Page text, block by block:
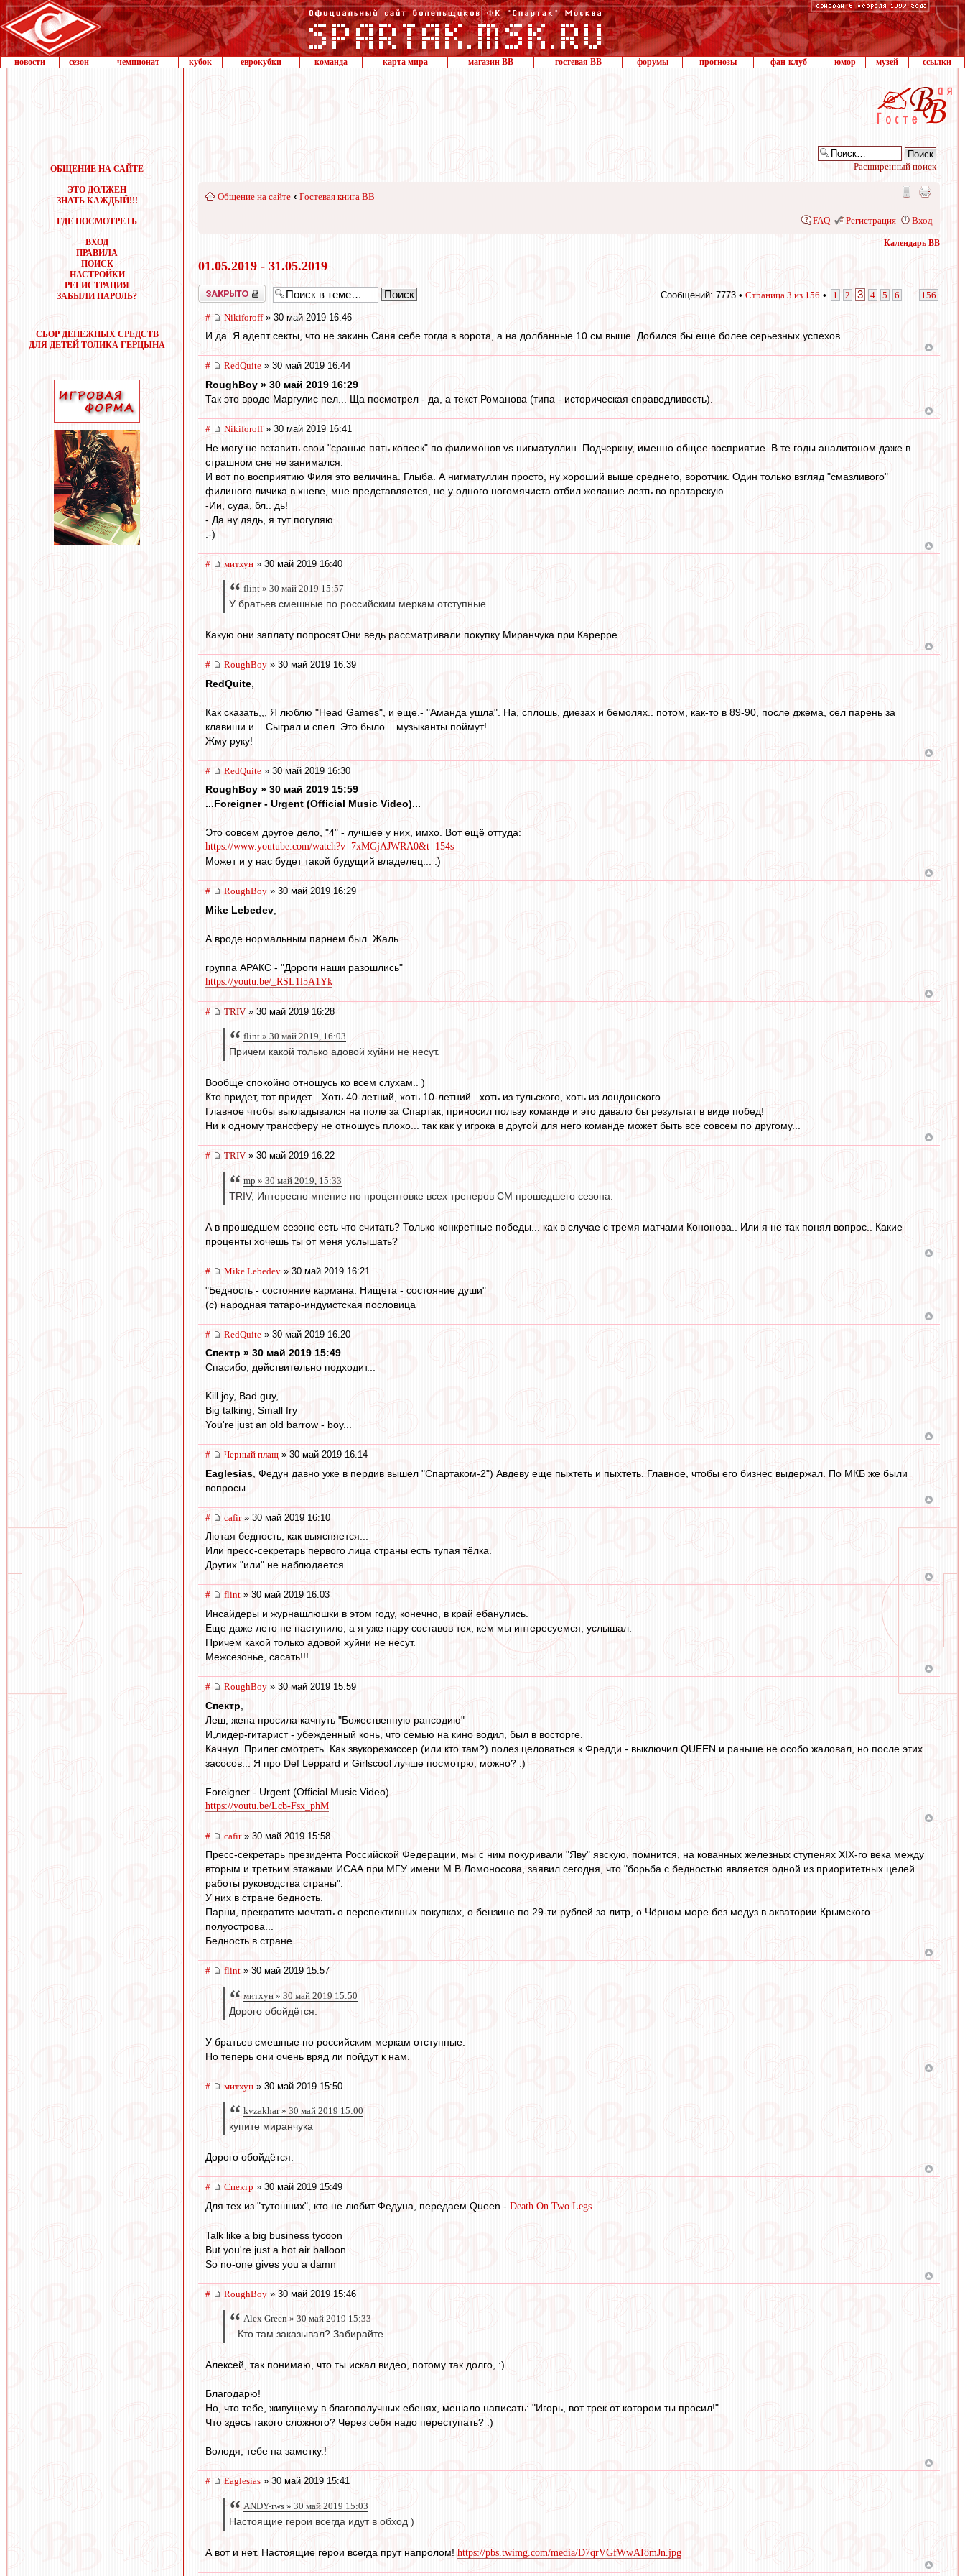
новости сезон чемпионат кубок еврокубки команда карта мира магазин ВВ гостевая ВВ форумы прогнозы фан-клуб юмор музей ссылки
ОБЩЕНИЕ НА САЙТЕ
ЭТО ДОЛЖЕН
ЗНАТЬ КАЖДЫЙ!!!
ГДЕ ПОСМОТРЕТЬ
ВХОД
ПРАВИЛА
ПОИСК
НАСТРОЙКИ
РЕГИСТРАЦИЯ
ЗАБЫЛИ ПАРОЛЬ?
СБОР ДЕНЕЖНЫХ СРЕДСТВ
ДЛЯ ДЕТЕЙ ТОЛИКА ГЕРЦЫНА
Расширенный поиск
Общение на сайте ‹ Гостевая книга ВВ
FAQ Регистрация Вход
Календарь ВВ
01.05.2019 - 31.05.2019
Закрыто Сообщений: 7773 • Страница 3 из 156 • 1 2 3 4 5 6 156
# Nikiforoff» 30 май 2019 16:46
И да. Я адепт секты, что не закинь Саня себе тогда в ворота, а на долбанные 10 см выше. Добился бы еще более серьезных успехов...
# RedQuite » 30 май 2019 16:44
RoughBoy » 30 май 2019 16:29
Так это вроде Маргулис пел... Ща посмотрел - да, а текст Романова (типа - историческая справедливость).
# Nikiforoff» 30 май 2019 16:41
Не могу не вставить свои "сраные пять копеек" по филимонов vs нигматуллин. Подчеркну, именно общее восприятие. В те годы аналитоном даже в
страшном сне не занимался.
И вот по восприятию Филя это величина. Глыба. А нигматуллин просто, ну хороший выше среднего, воротчик. Один только взгляд "смазливого"
филиного личика в хневе, мне представляется, не у одного ногомячиста отбил желание лезть во вратарскую.
-Ии, суда, бл.. дь!
- Да ну дядь, я тут погуляю...
:-)
# митхун » 30 май 2019 16:40
flint » 30 май 2019 15:57
У братьев смешные по российским меркам отступные.
Какую они заплату попросят.Они ведь рассматривали покупку Миранчука при Карерре.
# RoughBoy » 30 май 2019 16:39
RedQuite
Как сказать,,, Я люблю "Head Games", и еще.- "Аманда ушла". На, сплошь, диезах и бемолях.. потом, как-то в 89-90, после джема, сел парень за
клавиши и ...Сыграл и спел. Это было... музыканты поймут!
Жму руку!
# RedQuite » 30 май 2019 16:30
RoughBoy » 30 май 2019 15:59
...Foreigner - Urgent (Official Music Video)...
Это совсем другое дело, "4" - лучшее у них, имхо. Вот ещё оттуда:
https://www.youtube.com/watch?v=7xMGjAJWRA0&t=154s
Может и у нас будет такой будущий владелец... :)
# RoughBoy » 30 май 2019 16:29
Mike Lebedev
А вроде нормальным парнем был. Жаль.
группа АРАКС - "Дороги наши разошлись"
https://youtu.be/_RSL1l5A1Yk
# TRIV » 30 май 2019 16:28
flint » 30 май 2019, 16:03
Причем какой только адовой хуйни не несут.
Вообще спокойно отношусь ко всем слухам.. )
Кто придет, тот придет... Хоть 40-летний, хоть 10-летний.. хоть из тульского, хоть из лондонского...
Главное чтобы выкладывался на поле за Спартак, приносил пользу команде и это давало бы результат в виде побед!
Ни к одному трансферу не отношусь плохо... так как у игрока в другой для него команде может быть все совсем по другому...
# TRIV » 30 май 2019 16:22
mp » 30 май 2019, 15:33
TRIV, Интересно мнение по процентовке всех тренеров СМ прошедшего сезона.
А в прошедшем сезоне есть что считать? Только конкретные победы... как в случае с тремя матчами Кононова.. Или я не так понял вопрос.. Какие
проценты хочешь ты от меня услышать?
# Mike Lebedev » 30 май 2019 16:21
"Бедность - состояние кармана. Нищета - состояние души"
(с) народная татаро-индуистская пословица
# RedQuite » 30 май 2019 16:20
Спектр » 30 май 2019 15:49
Спасибо, действительно подходит...
Kill joy, Bad guy,
Big talking, Small fry
You're just an old barrow - boy...
# Черный плащ » 30 май 2019 16:14
Eaglesias , Федун давно уже в пердив вышел "Спартаком-2") Авдеву еще пыхтеть и пыхтеть. Главное, чтобы его бизнес выдержал. По МКБ же были
вопросы.
# cafir» 30 май 2019 16:10
Лютая бедность, как выясняется...
Или пресс-секретарь первого лица страны есть тупая тёлка.
Других "или" не наблюдается.
# flint » 30 май 2019 16:03
Инсайдеры и журнашлюшки в этом году, конечно, в край ебанулись.
Еще даже лето не наступило, а я уже пару составов тех, кем мы интересуемся, услышал.
Причем какой только адовой хуйни не несут.
Межсезонье, сасать!!!
# RoughBoy » 30 май 2019 15:59
Спектр
Леш, жена просила качнуть "Божественную рапсодию"
И,лидер-гитарист - убежденный конь, что семью на кино водил, был в восторге.
Качнул. Прилег смотреть. Как звукорежиссер (или кто там?) полез целоваться к Фредди - выключил.QUEEN и раньше не особо жаловал, но после этих
засосов... Я про Def Leppard и Girlscool лучше посмотрю, можно? :)
Foreigner - Urgent (Official Music Video)
https://youtu.be/Lcb-Fsx_phM
# cafir» 30 май 2019 15:58
Пресс-секретарь президента Российской Федерации, мы с ним покуривали "Яву" явскую, помнится, на кованных железных ступенях XIX-го века между
вторым и третьим этажами ИСАА при МГУ имени М.В.Ломоносова, заявил сегодня, что "борьба с бедностью является одной из приоритетных целей
работы руководства страны".
У них в стране бедность.
Парни, прекратите мечтать о перспективных покупках, о бензине по 29-ти рублей за литр, о Чёрном море без медуз в акватории Крымского
полуострова...
Бедность в стране...
# flint » 30 май 2019 15:57
митхун » 30 май 2019 15:50
Дорого обойдётся.
У братьев смешные по российским меркам отступные.
Но теперь они очень вряд ли пойдут к нам.
# митхун » 30 май 2019 15:50
kvzakhar » 30 май 2019 15:00
купите миранчука
Дорого обойдётся.
# Спектр » 30 май 2019 15:49
Для тех из "тутошних", кто не любит Федуна, передаем Queen - Death On Two Legs
Talk like a big business tycoon
But you're just a hot air balloon
So no-one gives you a damn
# RoughBoy » 30 май 2019 15:46
Alex Green » 30 май 2019 15:33
...Кто там заказывал? Забирайте.
Алексей, так понимаю, что ты искал видео, потому так долго, :)
Благодарю!
Но, что тебе, живущему в благополучных ебенях, мешало написать: "Игорь, вот трек от котором ты просил!"
Что здесь такого сложного? Через себя надо переступать? :)
Володя, тебе на заметку.!
# Eaglesias » 30 май 2019 15:41
ANDY-rws » 30 май 2019 15:03
Настоящие герои всегда идут в обход )
А вот и нет. Настоящие герои всегда прут напролом! https://pbs.twimg.com/media/D7qrVGfWwAI8mJn.jpg